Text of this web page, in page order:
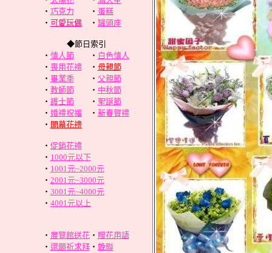
‧ 巧克力 ‧ 蛋糕
‧ 可愛玩偶 ‧ 罐頭座
◆節日索引
‧ 情人節 ‧ 白色情人
‧ 喪用花禮 ‧ 母親節
‧ 畢業季 ‧ 父親節
‧ 教師節 ‧ 中秋節
‧ 護士節 ‧ 聖誕節
‧ 婚禮祝福 ‧ 新春賀禮
‧ 開幕花禮
‧ 促銷花禮
‧ 1000元以下
‧ 1001元~2000元
‧ 2001元~3000元
‧ 3001元~4000元
‧ 4001元以上
‧ 展覽館送花‧ 贈花用語
‧ 還願祈求拜‧ 輓聯